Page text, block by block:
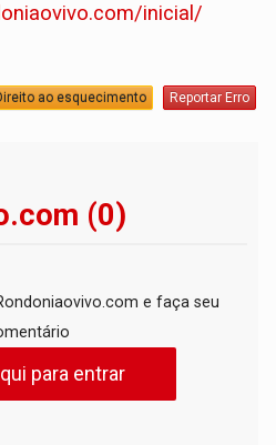
inicial/
ao esquecimento Reportar Erro
(0)
e faça seu
para entrar